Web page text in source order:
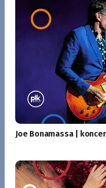
Joe Bonamassa |